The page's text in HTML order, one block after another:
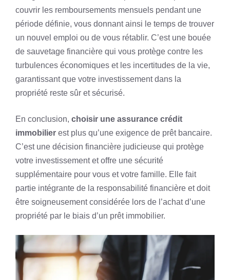
couvrir les remboursements mensuels pendant une
période définie, vous donnant ainsi le temps de trouver
un nouvel emploi ou de vous rétablir. C’est une bouée
de sauvetage financière qui vous protège contre les
turbulences économiques et les incertitudes de la vie,
garantissant que votre investissement dans la
propriété reste sûr et sécurisé.
En conclusion, choisir une assurance crédit
immobilier est plus qu’une exigence de prêt bancaire.
C’est une décision financière judicieuse qui protège
votre investissement et offre une sécurité
supplémentaire pour vous et votre famille. Elle fait
partie intégrante de la responsabilité financière et doit
être soigneusement considérée lors de l’achat d’une
propriété par le biais d’un prêt immobilier.